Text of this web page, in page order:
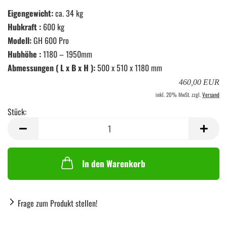
Eigengewicht:ca. 34 kg
Hubkraft : 600 kg
Modell:GH 600 Pro
Hubhöhe :1180 – 1950mm
Abmessungen ( L x B x H ):500 x 510 x 1180 mm
460,00 EUR
inkl. 20% MwSt. zzgl.Versand
Stück:
In den Warenkorb
Frage zum Produkt stellen!